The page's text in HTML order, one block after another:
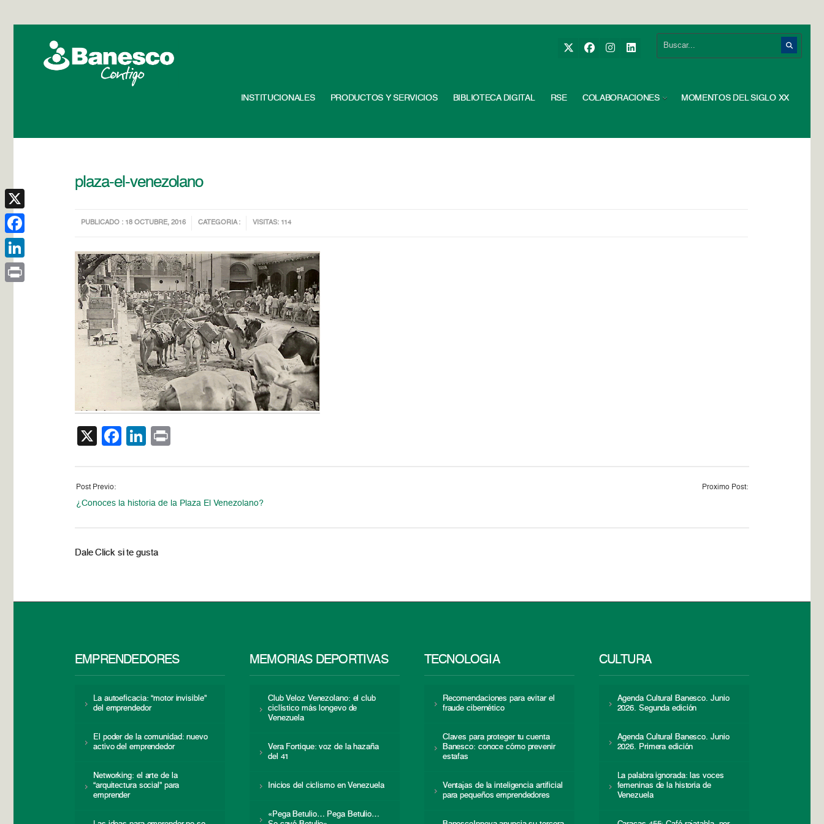
INSTITUCIONALES PRODUCTOS Y SERVICIOS BIBLIOTECA DIGITAL RSE COLABORACIONES MOMENTOS DEL SIGLO XX
plaza-el-venezolano
PUBLICADO : 18 OCTUBRE, 2016 CATEGORIA : VISITAS: 114
X Facebook
LinkedIn
Post Previo:
¿Conoces la historia de la Plaza El Venezolano?
Proximo Post:
Dale Click si te gusta
EMPRENDEDORES
La autoeficacia: “motor invisible”
del emprendedor
El poder de la comunidad: nuevo
activo del emprendedor
Networking: el arte de la
“arquitectura social” para
emprender
MEMORIAS DEPORTIVAS
Club Veloz Venezolano: el club
ciclístico más longevo de
Venezuela
Vera Fortique: voz de la hazaña
del 41
Inicios del ciclismo en Venezuela
«Pega Betulio… Pega Betulio…
TECNOLOGÍA
Recomendaciones para evitar el
fraude cibernético
Claves para proteger tu cuenta
Banesco: conoce cómo prevenir
estafas
Ventajas de la inteligencia artificial
para pequeños emprendedores
CULTURA
Agenda Cultural Banesco. Junio
2026. Segunda edición
Agenda Cultural Banesco. Junio
2026. Primera edición
La palabra ignorada: las voces
femeninas de la historia de
Venezuela
X
Facebook
LinkedIn